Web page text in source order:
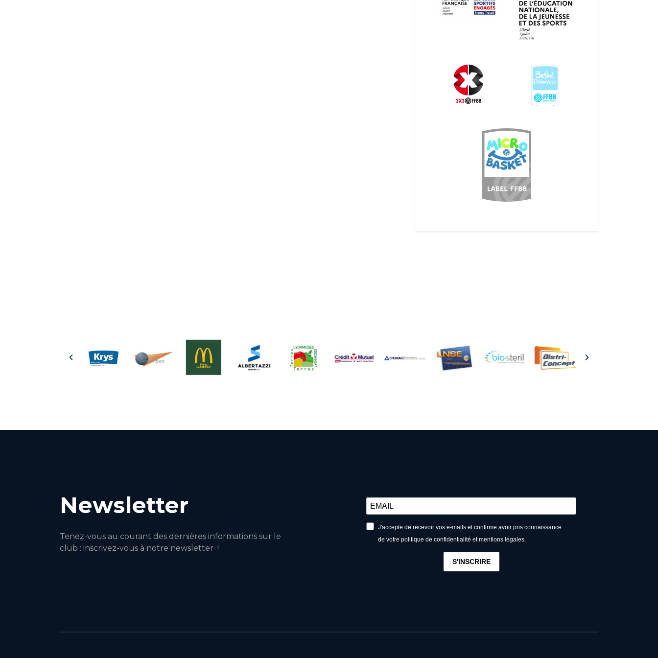
Newsletter
Tenez-vous au courant des dernières informations sur le
club : inscrivez-vous à notre newsletter !
J'accepte de recevoir vos e-mails et confirme avoir pris connaissance
de votre politique de confidentialité et mentions légales.
S'INSCRIRE